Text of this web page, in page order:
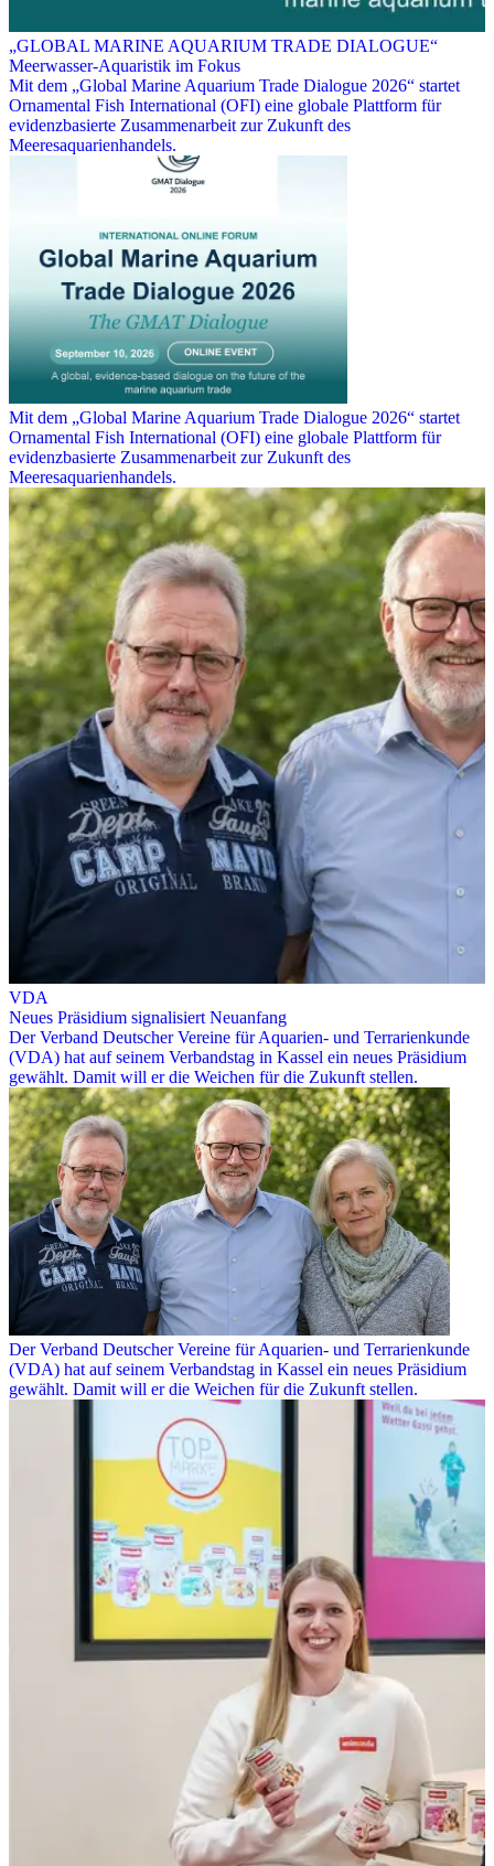
„GLOBAL MARINE AQUARIUM TRADE DIALOGUE“
Meerwasser-Aquaristik im Fokus
Mit dem „Global Marine Aquarium Trade Dialogue 2026“ startet
Ornamental Fish International (OFI) eine globale Plattform für
evidenzbasierte Zusammenarbeit zur Zukunft des
Meeresaquarienhandels.
Mit dem „Global Marine Aquarium Trade Dialogue 2026“ startet
Ornamental Fish International (OFI) eine globale Plattform für
evidenzbasierte Zusammenarbeit zur Zukunft des
Meeresaquarienhandels.
VDA
Neues Präsidium signalisiert Neuanfang
Der Verband Deutscher Vereine für Aquarien- und Terrarienkunde
(VDA) hat auf seinem Verbandstag in Kassel ein neues Präsidium
gewählt. Damit will er die Weichen für die Zukunft stellen.
Der Verband Deutscher Vereine für Aquarien- und Terrarienkunde
(VDA) hat auf seinem Verbandstag in Kassel ein neues Präsidium
gewählt. Damit will er die Weichen für die Zukunft stellen.